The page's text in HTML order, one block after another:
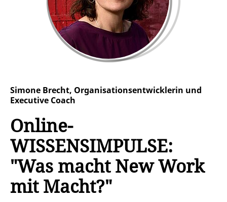
Simone Brecht, Organisationsentwicklerin und
Executive Coach
Online-
WISSENSIMPULSE:
"Was macht New Work
mit Macht?"